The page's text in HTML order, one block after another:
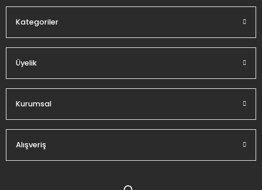
Kategoriler
Üyelik
Kurumsal
Alışveriş